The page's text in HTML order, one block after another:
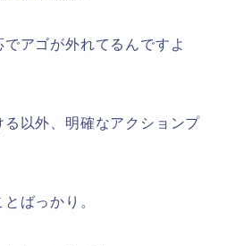
アゴが外れてるんですよ
以外、明確なアクションプ
ばっかり。